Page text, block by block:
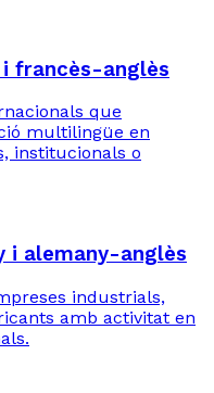
francès-anglès
que
multilingüe en
institucionals o
i alemany-anglès
industrials,
amb activitat en